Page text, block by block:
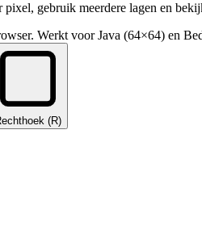
gebruik meerdere lagen en
Werkt voor Java (64×64) en
(R)